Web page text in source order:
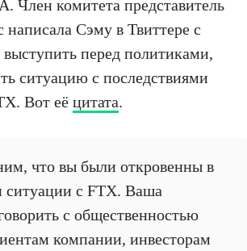
Член комитета представитель
Сэму в Твиттере с
перед политиками,
ситуацию с последствиями
Вот её цитата.
что вы были откровенны в
ситуации с FTX. Ваша
с общественностью
компании, инвесторам